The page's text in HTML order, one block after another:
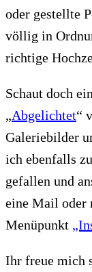
oder gestellte
völlig in
richtige
Schaut doch
„Abgelichtet“
Galeriebilder
ich ebenfalls
gefallen und
eine Mail oder
Menüpunkt
Ihr freue mich